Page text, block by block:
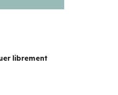
librement